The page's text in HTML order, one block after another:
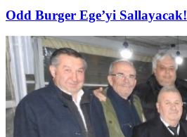
Odd Burger Ege’yi Sallayacak!